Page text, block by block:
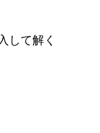
して解く